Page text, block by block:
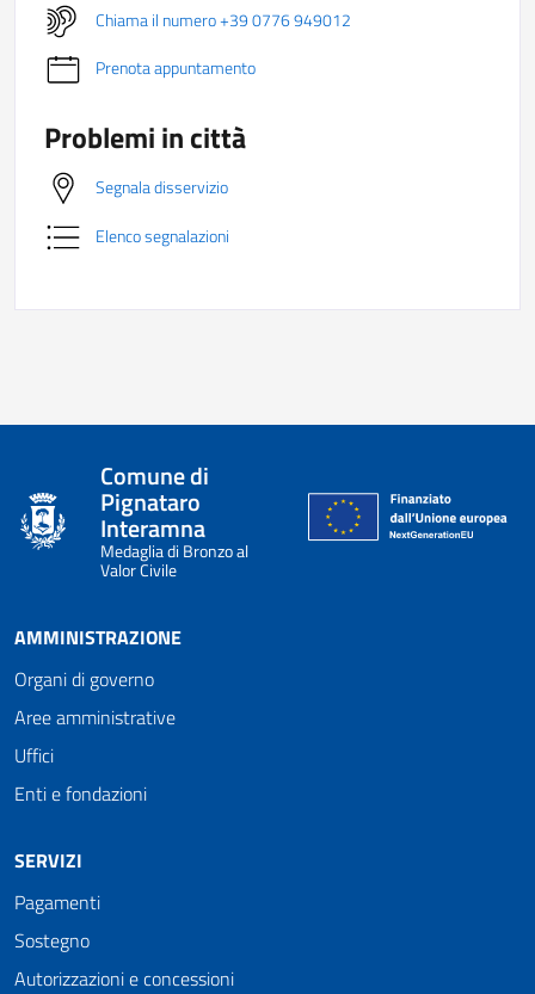
Chiama il numero +39 0776 949012
Prenota appuntamento
Problemi in città
Segnala disservizio
Elenco segnalazioni
Comune di
Pignataro
Interamna
Medaglia di Bronzo al
Valor Civile
AMMINISTRAZIONE
Organi di governo
Aree amministrative
Uffici
Enti e fondazioni
SERVIZI
Pagamenti
Sostegno
Autorizzazioni e concessioni